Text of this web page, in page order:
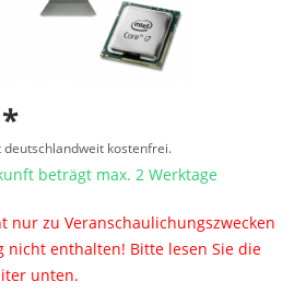
deutschlandweit kostenfrei.
beträgt max. 2 Werktage
nur zu Veranschaulichungszwecken
nicht enthalten! Bitte lesen Sie die
unten.